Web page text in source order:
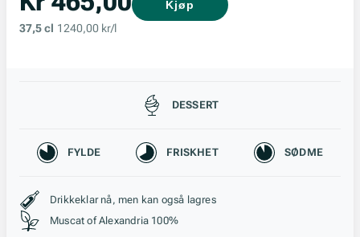
37,5 cl 1240,00 kr/l
Kjøp
DESSERT
Karakteristikk
FYLDE FRISKHET SØDME
Stil, lagring og råstoff
Drikkeklar nå, men kan også lagres
Muscat of Alexandria 100%